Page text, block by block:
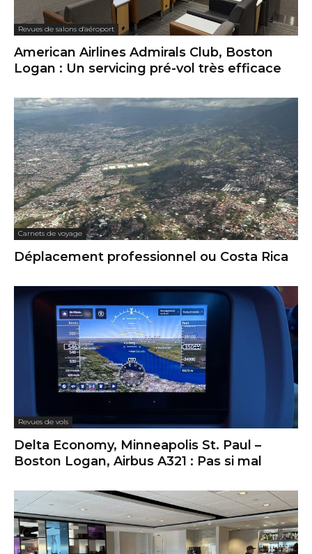
Revues de salons d'aéroport
American Airlines Admirals Club, Boston
Logan : Un servicing pré-vol très efficace
Carnets de voyage
Déplacement professionnel ou Costa Rica
Revues de vols
Delta Economy, Minneapolis St. Paul –
Boston Logan, Airbus A321 : Pas si mal